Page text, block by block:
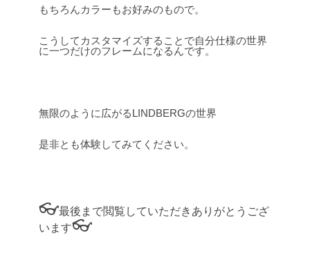
もちろんカラーもお好みのもので。
こうしてカスタマイズすることで自分仕様の世界
に一つだけのフレームになるんです。
無限のように広がるLINDBERGの世界
是非とも体験してみてください。
👓最後まで閲覧していただきありがとうござ
います👓